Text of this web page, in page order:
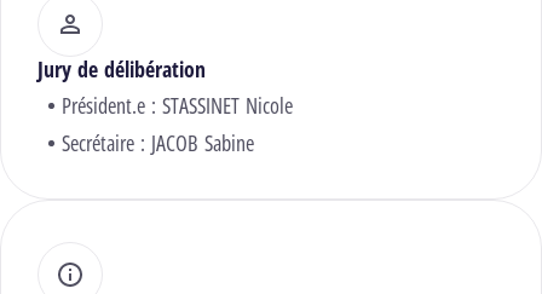
Jury de délibération
Président.e : STASSINET Nicole
Secrétaire : JACOB Sabine